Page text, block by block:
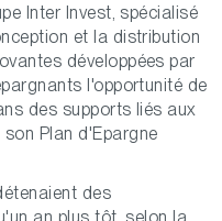
Inter Invest, spécialisé
et la distribution
développées par
l'opportunité de
des supports liés aux
Plan d'Epargne
des
an plus tôt, selon la